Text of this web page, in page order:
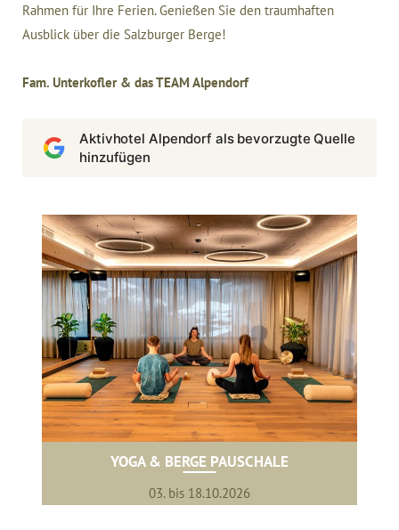
Rahmen für Ihre Ferien. Genießen Sie den traumhaften
Ausblick über die Salzburger Berge!
Fam. Unterkofler & das TEAM Alpendorf
Aktivhotel Alpendorf als bevorzugte Quelle
hinzufügen
YOGA & BERGE PAUSCHALE
03. bis 18.10.2026